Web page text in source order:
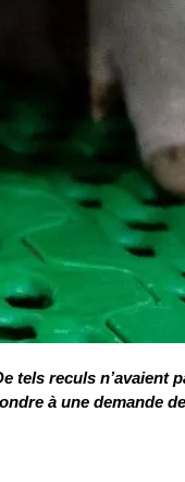
tels reculs n’avaient
à une demande